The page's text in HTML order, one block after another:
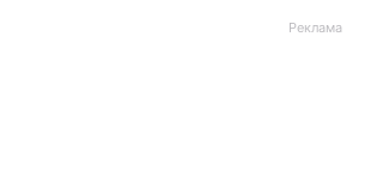
Реклама